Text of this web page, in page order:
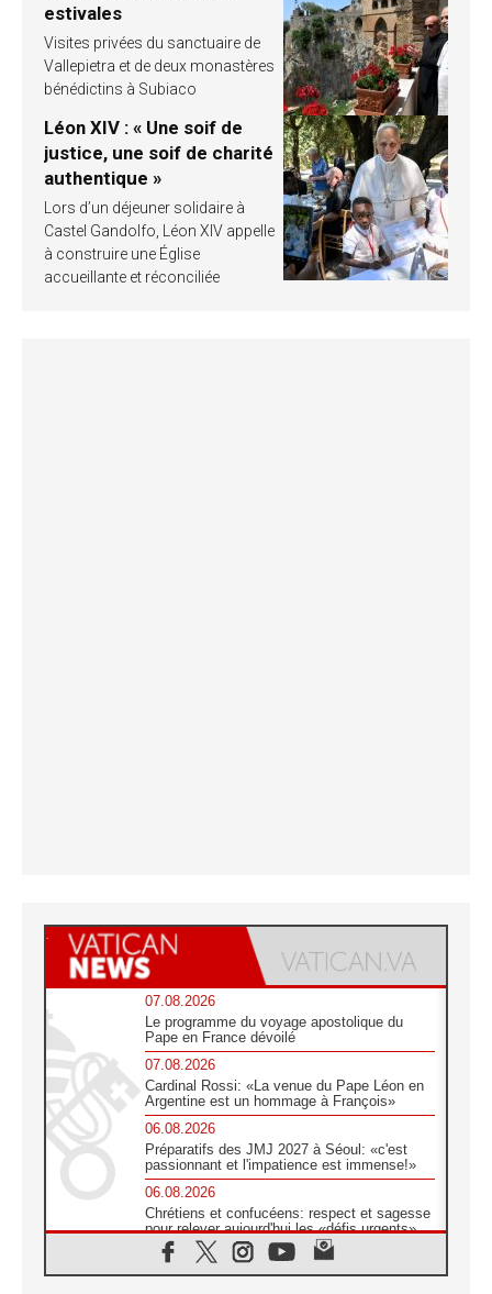
estivales
Visites privées du sanctuaire de
Vallepietra et de deux monastères
bénédictins à Subiaco
Léon XIV : « Une soif de
justice, une soif de charité
authentique »
Lors d’un déjeuner solidaire à
Castel Gandolfo, Léon XIV appelle
à construire une Église
accueillante et réconciliée
07.08.2026
Le programme du voyage apostolique du
Pape en France dévoilé
07.08.2026
Cardinal Rossi: «La venue du Pape Léon en
Argentine est un hommage à François»
06.08.2026
Préparatifs des JMJ 2027 à Séoul: «c'est
passionnant et l'impatience est immense!»
06.08.2026
Chrétiens et confucéens: respect et sagesse
pour relever aujourd'hui les «défis urgents»
06.08.2026
À Sainte-Marie-Majeure, la grâce de Dieu